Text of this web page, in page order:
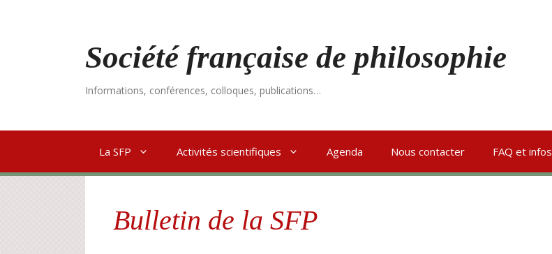
Société française de philosophie
Informations, conférences, colloques, publications…
La SFP Activités scientifiques Agenda Nous contacter FAQ et infos
Bulletin de la SFP